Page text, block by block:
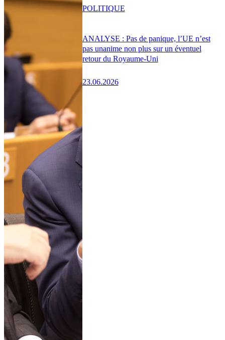
ANALYSE : Pas de panique, l’UE n’est
pas unanime non plus sur un éventuel
retour du Royaume-Uni
23.06.2026
POLITIQUE